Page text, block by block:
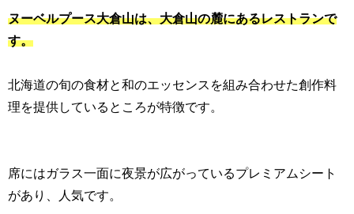
ヌーベルプース大倉山は、大倉山の麓にあるレストランで
す。
北海道の旬の食材と和のエッセンスを組み合わせた創作料
理を提供しているところが特徴です。
席にはガラス一面に夜景が広がっているプレミアムシート
があり、人気です。